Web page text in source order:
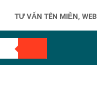
TƯ VẤN TÊN MIỀN, WEB